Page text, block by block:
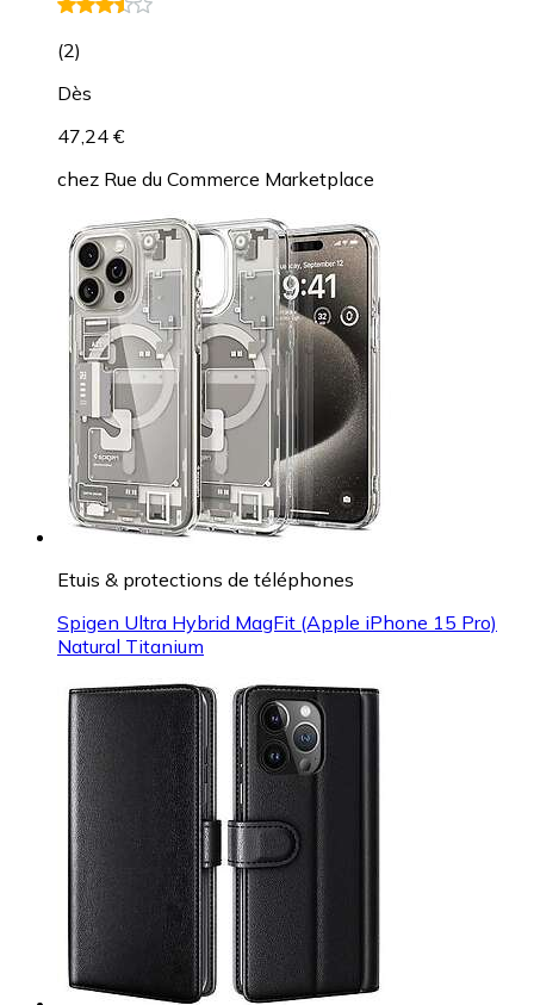
(2)
Dès
47,24 €
chez Rue du Commerce Marketplace
Etuis & protections de téléphones
Spigen Ultra Hybrid MagFit (Apple iPhone 15 Pro)
Natural Titanium